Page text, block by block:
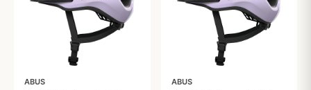
ABUS ABUS